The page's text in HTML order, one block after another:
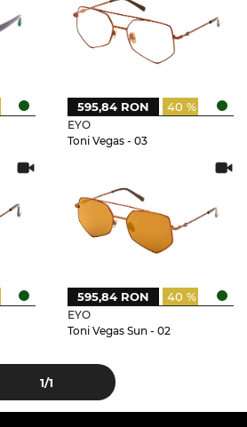
EYO
Toni Vegas - 03
40 %
595,84 RON
EYO
Toni Vegas Sun - 02
40 %
595,84 RON
1/1